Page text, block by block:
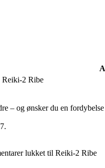
Reiki-2 Ribe
– og ønsker du en
lukkettil Reiki-2 Ribe